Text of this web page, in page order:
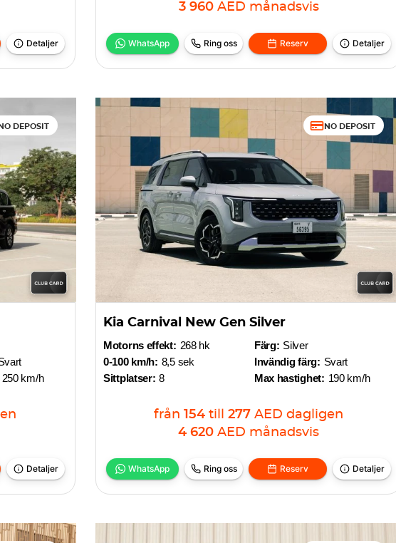
Detaljer
3 960 AED månadsvis
WhatsApp Ring oss Reserv Detaljer
DEPOSIT
250 km/h
Detaljer
NO DEPOSIT
Kia Carnival New Gen Silver
Motorns effekt: 268 hk
0-100 km/h: 8,5 sek
Sittplatser: 8
Färg: Silver
Invändig färg: Svart
Max hastighet: 190 km/h
från 154 till 277 AED dagligen
4 620 AED månadsvis
WhatsApp Ring oss Reserv Detaljer